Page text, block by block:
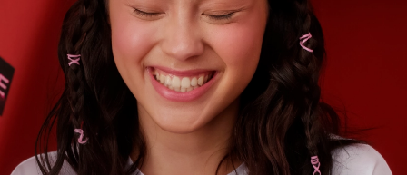
Meine Geräte
Meine Bestellungen
Meine Adressen
Meine Abonnements
FAQ™ Pure Beauty-Tech Elixir
issa™ Teeth Whitening Set
English Deutsch
Español
Français
Italiano
Português
Polski
Svenska
Русский
Türkçe
简体中文 繁體中文